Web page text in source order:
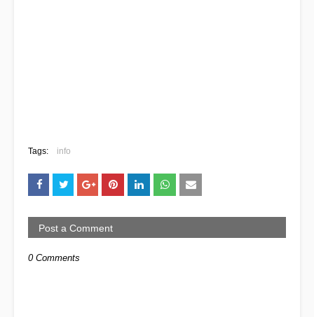
Tags: info
Post a Comment
0 Comments